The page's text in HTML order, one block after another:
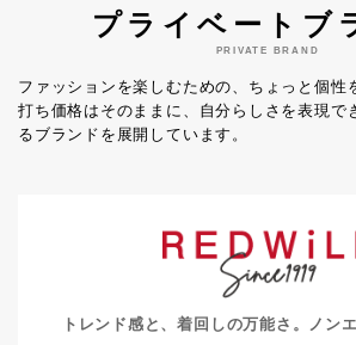
プライベートブ
PRIVATE BRAND
ファッションを楽しむための、ちょっと個性
打ち価格はそのままに、自分らしさを表現で
るブランドを展開しています。
トレンド感と、着回しの万能さ。
ノン